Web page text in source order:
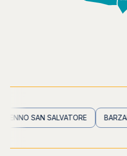
SAN SALVATORE BARZANA